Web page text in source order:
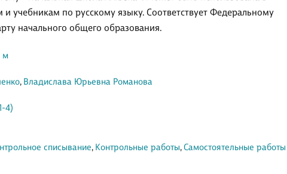
учебникам по русскому языку. Соответствует Федеральному
начального общего образования.
м
, Владислава Юрьевна Романова
4)
списывание, Контрольные работы,Самостоятельные работы